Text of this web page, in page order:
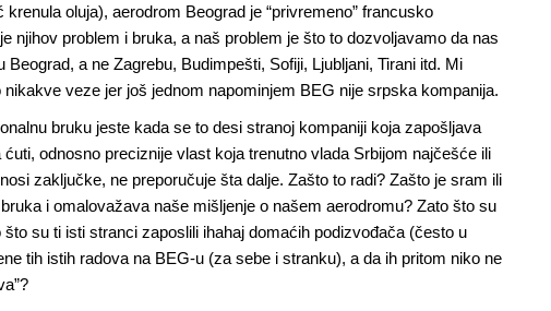
krenula oluja), aerodrom Beograd je “privremeno” francusko
njihov problem i bruka, a naš problem je što to dozvoljavamo da nas
a ne Zagrebu, Budimpešti, Sofiji, Ljubljani, Tirani itd. Mi
veze jer još jednom napominjem BEG nije srpska kompanija.
bruku jeste kada se to desi stranoj kompaniji koja zapošljava
odnosno preciznije vlast koja trenutno vlada Srbijom najčešće ili
zaključke, ne preporučuje šta dalje. Zašto to radi? Zašto je sram ili
i omalovažava naše mišljenje o našem aerodromu? Zato što su
su ti isti stranci zaposlili ihahaj domaćih podizvođača (često u
tih istih radova na BEG-u (za sebe i stranku), a da ih pritom niko ne